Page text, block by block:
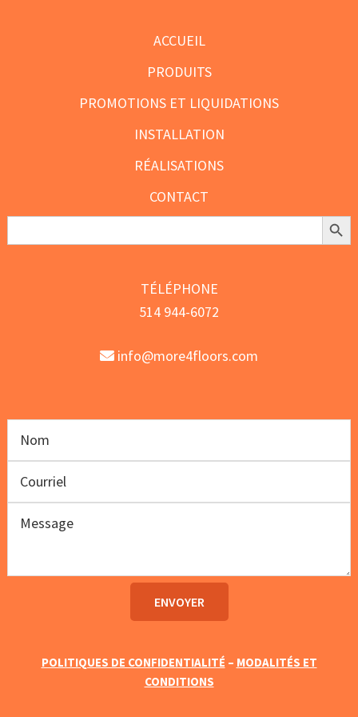
ACCUEIL
PRODUITS
PROMOTIONS ET LIQUIDATIONS
INSTALLATION
RÉALISATIONS
CONTACT
Search
Search
TÉLÉPHONE
514 944-6072
info@more4floors.com
POLITIQUES DE CONFIDENTIALITÉ – MODALITÉS ET
CONDITIONS